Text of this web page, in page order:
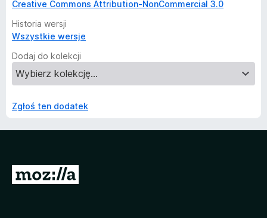
Creative Commons Attribution-NonCommercial 3.0
Historia wersji
Wszystkie wersje
Dodaj do kolekcji
Zgłoś ten dodatek
S